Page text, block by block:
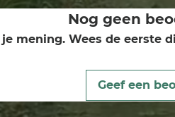
Nog geen
je mening. Wees de eerste
Geef een